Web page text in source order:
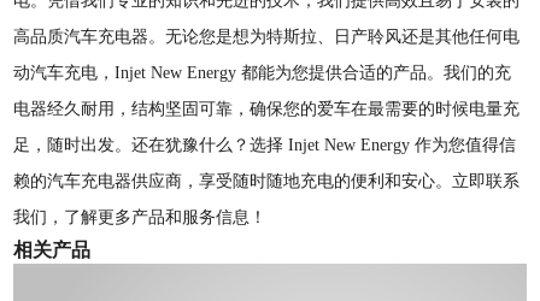
高品质汽车充电器。无论您是想为特斯拉、日产聆风还是其他任何电
动汽车充电，Injet New Energy 都能为您提供合适的产品。我们的充
电器经久耐用，结构坚固可靠，确保您的爱车在最需要的时候电量充
足，随时出发。还在犹豫什么？选择 Injet New Energy 作为您值得信
赖的汽车充电器供应商，享受随时随地充电的便利和安心。立即联系
我们，了解更多产品和服务信息！
相关产品